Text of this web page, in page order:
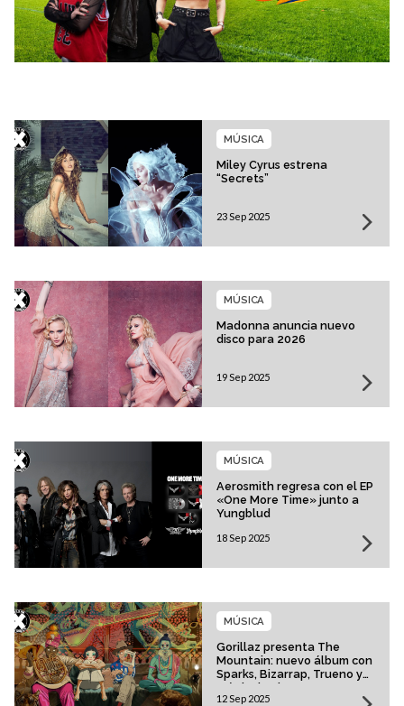
Miley Cyrus estrena
“Secrets”
MÚSICA
23 Sep 2025
Madonna anuncia nuevo
disco para 2026
MÚSICA
19 Sep 2025
Aerosmith regresa con el EP
«One More Time» junto a
Yungblud
MÚSICA
18 Sep 2025
Gorillaz presenta The
Mountain: nuevo álbum con
Sparks, Bizarrap, Trueno y
más invitados
MÚSICA
12 Sep 2025